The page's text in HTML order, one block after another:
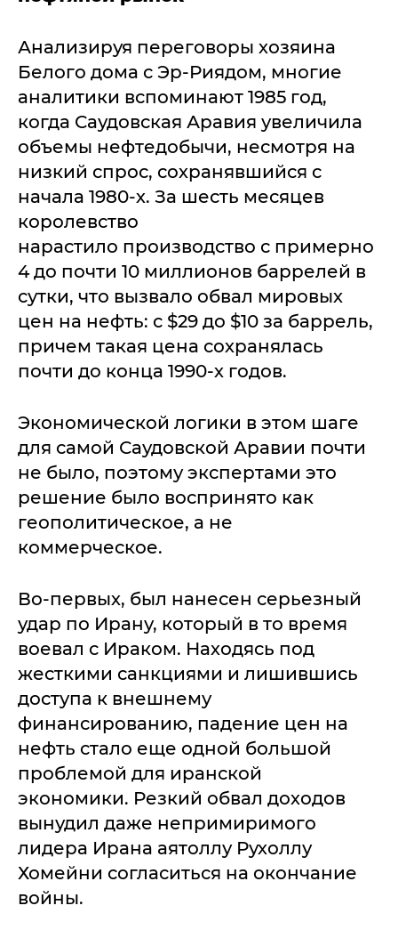
Анализируя переговоры хозяина
Белого дома с Эр-Риядом, многие
аналитики вспоминают 1985 год,
когда Саудовская Аравия увеличила
объемы нефтедобычи, несмотря на
низкий спрос, сохранявшийся с
начала 1980-х. За шесть месяцев
королевство
нарастило производство с примерно
4 до почти 10 миллионов баррелей в
сутки, что вызвало обвал мировых
цен на нефть: с $29 до $10 за баррель,
причем такая цена сохранялась
почти до конца 1990-х годов.
Экономической логики в этом шаге
для самой Саудовской Аравии почти
не было, поэтому экспертами это
решение было воспринято как
геополитическое, а не
коммерческое.
Во-первых, был нанесен серьезный
удар по Ирану, который в то время
воевал с Ираком. Находясь под
жесткими санкциями и лишившись
доступа к внешнему
финансированию, падение цен на
нефть стало еще одной большой
проблемой для иранской
экономики. Резкий обвал доходов
вынудил даже непримиримого
лидера Ирана аятоллу Рухоллу
Хомейни согласиться на окончание
войны.